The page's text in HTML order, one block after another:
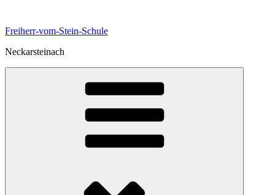
springen
Freiherr-vom-Stein-Schule
Neckarsteinach